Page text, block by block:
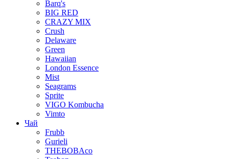
Barq's
BIG RED
CRAZY MIX
Crush
Delaware
Green
Hawaiian
London Essence
Mist
Seagrams
Sprite
VIGO Kombucha
Vimto
Чай
Frubb
Gurieli
THEBOBAco